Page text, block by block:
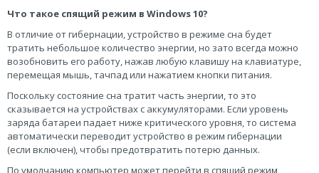
Что такое спящий режим в Windows 10?
В отличие от гибернации, устройство в режиме сна будет
тратить небольшое количество энергии, но зато всегда можно
возобновить его работу, нажав любую клавишу на клавиатуре,
перемещая мышь, тачпад или нажатием кнопки питания.
Поскольку состояние сна тратит часть энергии, то это
сказывается на устройствах с аккумуляторами. Если уровень
заряда батареи падает ниже критического уровня, то система
автоматически переводит устройство в режим гибернации
(если включен), чтобы предотвратить потерю данных.
По умолчанию компьютер может перейти в спящий режим